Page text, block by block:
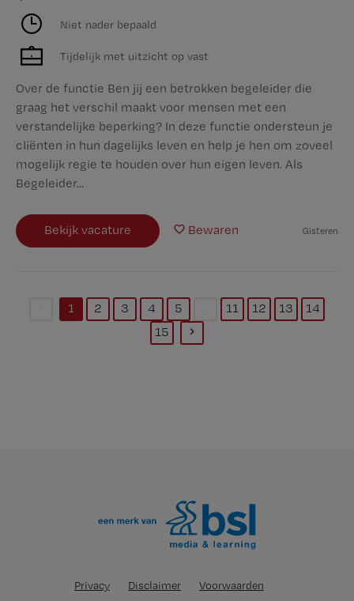
Niet nader bepaald
Tijdelijk met uitzicht op vast
Over de functie Ben jij een betrokken begeleider die
graag het verschil maakt voor mensen met een
verstandelijke beperking? In deze functie ondersteun je
cliënten in hun dagelijks leven en help je hen om zoveel
mogelijk regie te houden over hun eigen leven. Als
Begeleider...
Bekijk vacature Bewaren Gisteren
1
(current)
2 3 4 5 11 12 13
14
15
Privacy Disclaimer Voorwaarden